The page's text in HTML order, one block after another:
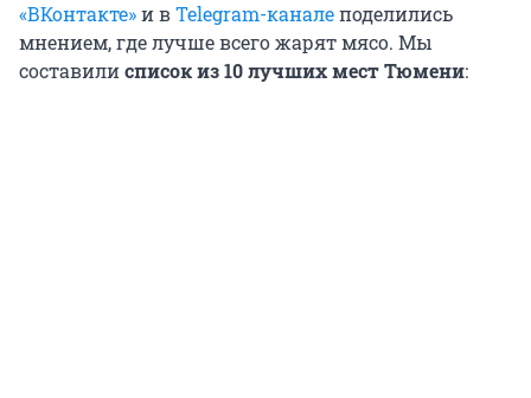
«ВКонтакте»и вTelegram-каналеподелились
мнением, где лучше всего жарят мясо. Мы
составилисписок из 10 лучших мест Тюмени: